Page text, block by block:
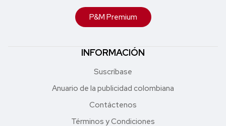
P&M Premium
INFORMACIÓN
Suscríbase
Anuario de la publicidad colombiana
Contáctenos
Términos y Condiciones